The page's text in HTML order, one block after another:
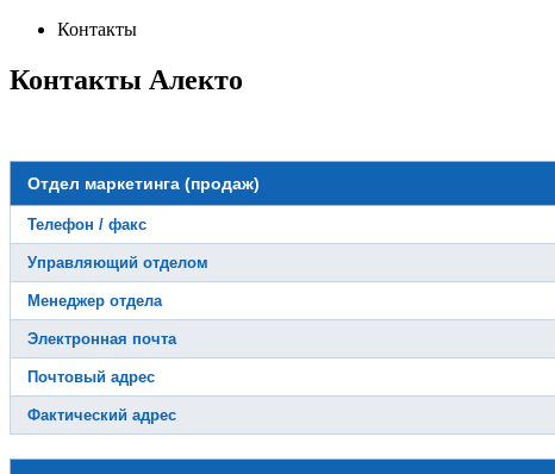
Контакты
Контакты Алекто
Отдел маркетинга (продаж)
Телефон / факс
Управляющий отделом
Менеджер отдела
Электронная почта
Почтовый адрес
Фактический адрес